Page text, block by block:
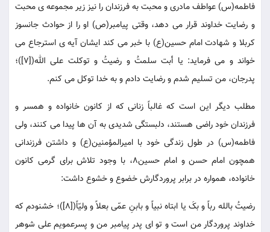
فاطمه(س) عواطف مادری و محبت به فرزندان را نیز زیر مجموعه ی محبت
و رضایت خداوند قرار می دهد، وقتی پیامبر(ص) او را از حوادث جانسوز
کربلا و شهادت امام حسین(ع) با خبر می کند ایشان آیه ی استرجاع می
خواند و می فرماید: یا أبت سلمتُ و رضیتُ و توکلت علی الله([7])؛
پدرجان، من تسلیم شدم و رضایت دادم و به خدا توکل می کنم.
مطلب دیگر این است که غالباً زنانی که از کانون خانواده و همسر و
فرزندان خود راضی هستند، دلبستگی شدیدی به آن ها پیدا می کنند، ولی
فاطمه(س) در طول زندگی خود با امیرالمؤمنین(ع) و داشتن فرزندانی
همچون امام حسن و امام حسین8، با وجود تلاش برای گرمی کانون
خانواده، همواره در برابر پروردگارش خضوع و خشوع داشت:
رضیتُ بالله رباً و بکَ یا ابتاه نبیاً و بابنِ عمّی بعلاً و ولیّاً([8])؛ خشنودم که
خداوند پروردگار من است و تو ای پدر پیامبر من و پسرعمویم علی شوهر